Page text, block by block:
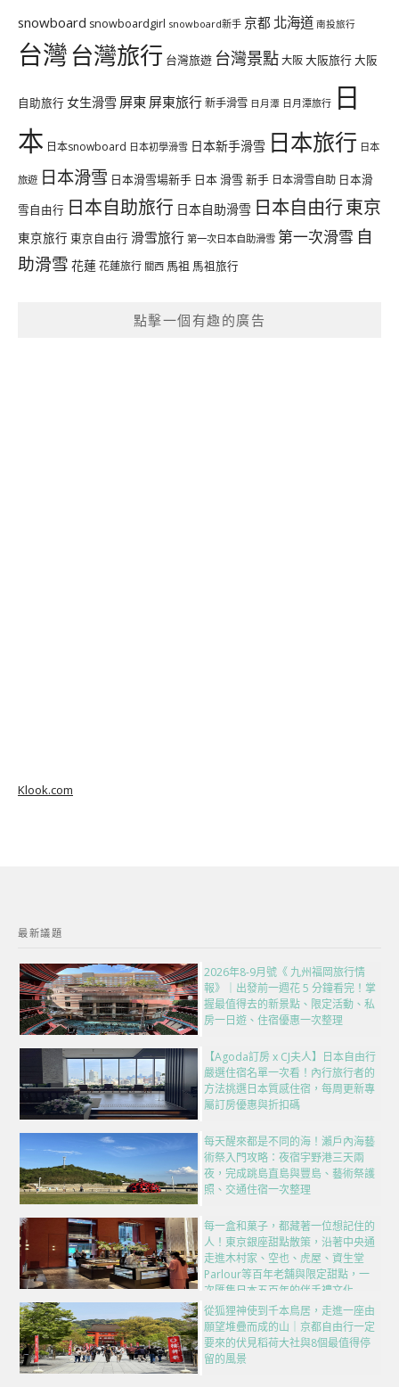
snowboard snowboardgirl snowboard新手 京都 北海道 南投旅行
台灣台灣旅行 台灣旅遊 台灣景點大阪大阪旅行大阪
自助旅行 女生滑雪 屏東 屏東旅行新手滑雪 日月潭 日月潭旅行 日
本 日本snowboard 日本初學滑雪 日本新手滑雪 日本旅行 日本
旅遊 日本滑雪 日本滑雪場新手 日本 滑雪 新手 日本滑雪自助 日本滑
雪自由行 日本自助旅行 日本自助滑雪 日本自由行東京
東京旅行 東京自由行 滑雪旅行 第一次日本自助滑雪 第一次滑雪 自
助滑雪 花蓮花蓮旅行 關西 馬祖 馬祖旅行
點擊一個有趣的廣告
Klook.com
最新議題
2026年8-9月號《 九州福岡旅行情
報》｜出發前一週花 5 分鐘看完！掌
握最值得去的新景點、限定活動、私
房一日遊、住宿優惠一次整理
【Agoda訂房 x CJ夫人】日本自由行
嚴選住宿名單一次看！內行旅行者的
方法挑選日本質感住宿，每周更新專
屬訂房優惠與折扣碼
每天醒來都是不同的海！瀨戶內海藝
術祭入門攻略：夜宿宇野港三天兩
夜，完成跳島直島與豐島、藝術祭護
照、交通住宿一次整理
每一盒和菓子，都藏著一位想記住的
人！東京銀座甜點散策，沿著中央通
走進木村家、空也、虎屋、資生堂
Parlour等百年老舖與限定甜點，一
次匯集日本五百年的伴手禮文化
從狐狸神使到千本鳥居，走進一座由
願望堆疊而成的山｜京都自由行一定
要來的伏見稻荷大社與8個最值得停
留的風景